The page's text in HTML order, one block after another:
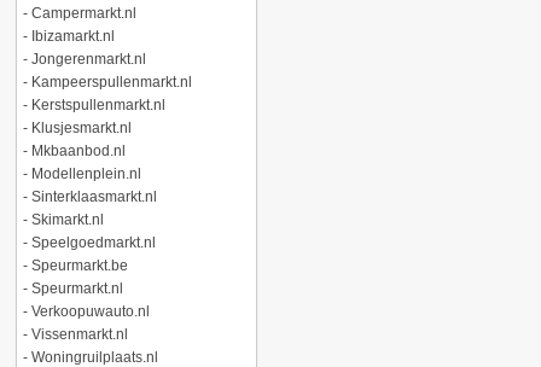
- Campermarkt.nl
- Ibizamarkt.nl
- Jongerenmarkt.nl
- Kampeerspullenmarkt.nl
- Kerstspullenmarkt.nl
- Klusjesmarkt.nl
- Mkbaanbod.nl
- Modellenplein.nl
- Sinterklaasmarkt.nl
- Skimarkt.nl
- Speelgoedmarkt.nl
- Speurmarkt.be
- Speurmarkt.nl
- Verkoopuwauto.nl
- Vissenmarkt.nl
- Woningruilplaats.nl